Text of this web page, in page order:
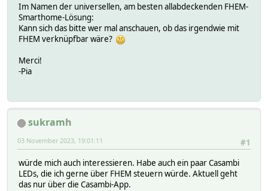
Im Namen der universellen, am besten allabdeckenden FHEM-
Smarthome-Lösung:
Kann sich das bitte wer mal anschauen, ob das irgendwie mit
FHEM verknüpfbar wäre?
Merci!
-Pia
sukramh
#1
03 November 2023, 19:01:11
würde mich auch interessieren. Habe auch ein paar Casambi
LEDs, die ich gerne über FHEM steuern würde. Aktuell geht
das nur über die Casambi-App.